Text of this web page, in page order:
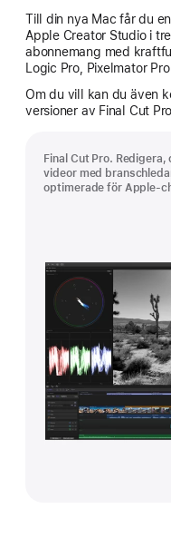
Till din nya Mac får du
Apple Creator Studio i
abonnemang med
Logic Pro, Pixelmator
Om du vill kan du även
versioner av Final Cut
Final Cut Pro.
videor med
optimerade för Apple-